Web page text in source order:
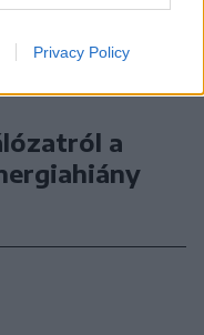
Privacy Policy
a